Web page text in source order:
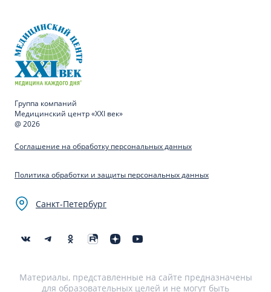
Группа компаний
Медицинский центр «XXI век»
@ 2026
Соглашение на обработку персональных данных
Политика обработки и защиты персональных данных
Санкт-Петербург
Материалы, представленные на сайте предназначены
для образовательных целей и не могут быть